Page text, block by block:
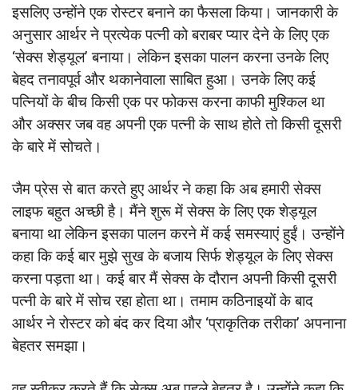
इसलिए उन्होंने एक रोस्टर बनाने का फैसला किया। जानकारी के
अनुसार आर्थर ने प्रत्येक पत्नी को बराबर प्यार देने के लिए एक
‘सेक्स शेड्यूल’ बनाया। लेकिन इसका पालन करना उनके लिए
बेहद तनावपूर्व और थकानेवाला साबित हुआ। उनके लिए कई
पत्नियों के बीच किसी एक पर फोकस करना काफी मुश्किल था
और अक्सर जब वह अपनी एक पत्नी के साथ होते तो किसी दूसरी
के बारे में सोचते।
जैम प्रेस से बात करते हुए आर्थर ने कहा कि अब हमारी सेक्स
लाइफ बहुत अच्छी है। मैंने शुरू में सेक्स के लिए एक शेड्यूल
बनाया था लेकिन इसका पालन करने में कई समस्याएं हुईं। उन्होंने
कहा कि कई बार मुझे सुख के बजाय सिर्फ शेड्यूल के लिए सेक्स
करना पड़ता था। कई बार मैं सेक्स के दौरान अपनी किसी दूसरी
पत्नी के बारे में सोच रहा होता था। तमाम कठिनाइयों के बाद
आर्थर ने रोस्टर को बंद कर दिया और ‘प्राकृतिक तरीका’ अपनाना
बेहतर समझा।